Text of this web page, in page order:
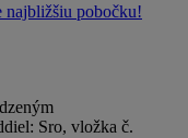
pobočku!
Sro, vložka č.